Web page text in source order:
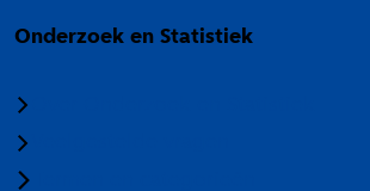
Onderzoek en Statistiek